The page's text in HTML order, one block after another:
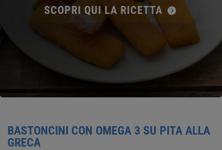
SCOPRI QUI LA RICETTA
BASTONCINI CON OMEGA 3 SU PITA ALLA
GRECA